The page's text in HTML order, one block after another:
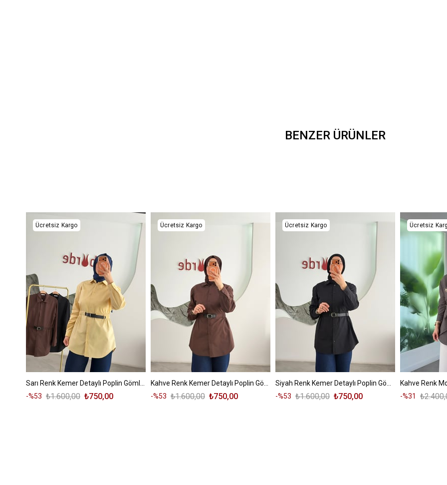
BENZER ÜRÜNLER
%53
₺750,00
₺1.600,00
Ücretsiz Kargo
%53
₺750,00
₺1.600,00
Ücretsiz Kargo
%53
₺750,00
₺1.600,00
Ücretsiz Kargo
%31
Ücretsiz